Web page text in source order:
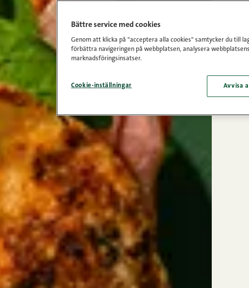
Bättre service med cookies
Genom att klicka på "acceptera alla cookies" samtycker du till
förbättra navigeringen på webbplatsen, analysera
marknadsföringsinsatser.
Cookie-inställningar Avvisa